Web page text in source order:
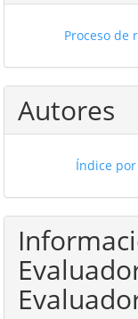
Proceso de
Autores
Índice